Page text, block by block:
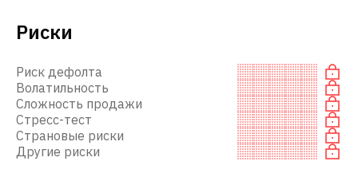
Риски
Риск дефолта
Волатильность
Сложность продажи
Стресс-тест
Страновые риски
Другие риски